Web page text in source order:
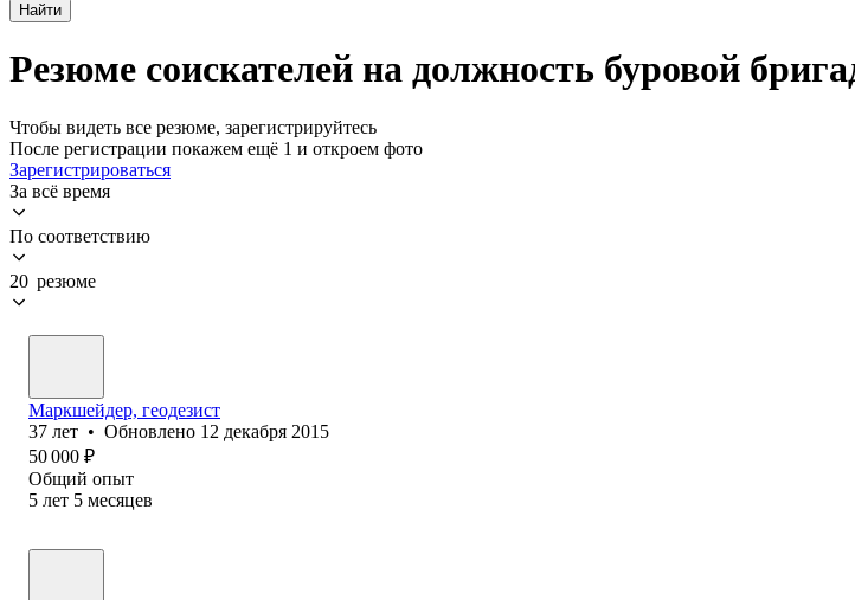
Найти
Резюме соискателей на должность буровой
Чтобы видеть все резюме, зарегистрируйтесь
После регистрации покажем ещё 1 и откроем фото
Зарегистрироваться
За всё время
По соответствию
20 резюме
Маркшейдер, геодезист
37 лет • Обновлено 12 декабря 2015
50 000 ₽
Общий опыт
5 лет 5 месяцев